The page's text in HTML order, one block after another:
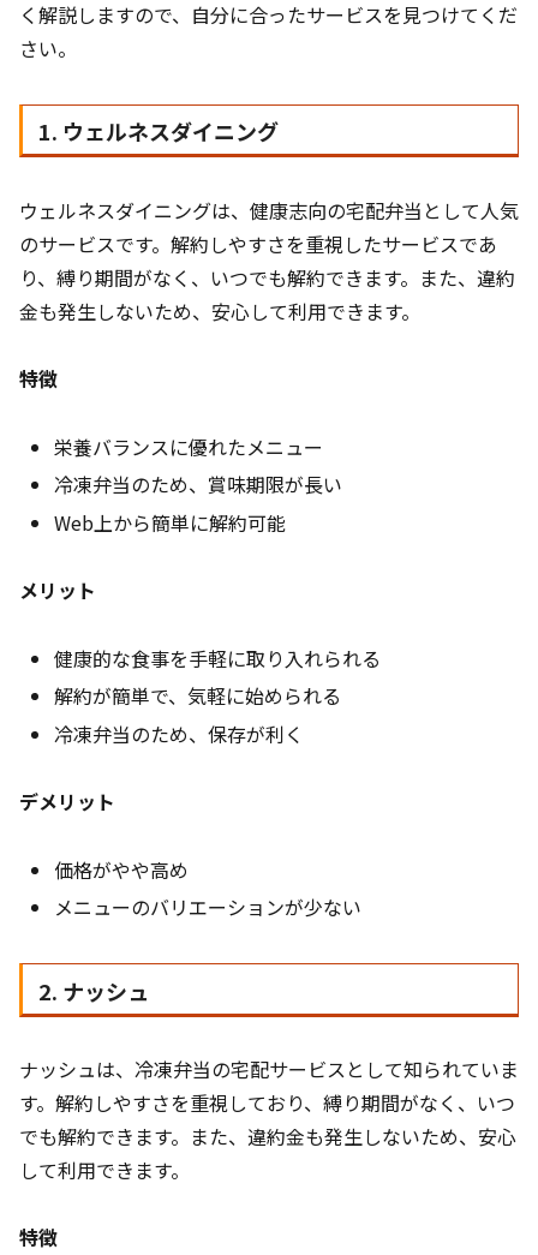
く解説しますので、自分に合ったサービスを見つけてくだ
さい。
1. ウェルネスダイニング
ウェルネスダイニングは、健康志向の宅配弁当として人気
のサービスです。解約しやすさを重視したサービスであ
り、縛り期間がなく、いつでも解約できます。また、違約
金も発生しないため、安心して利用できます。
特徴
栄養バランスに優れたメニュー
冷凍弁当のため、賞味期限が長い
Web上から簡単に解約可能
メリット
健康的な食事を手軽に取り入れられる
解約が簡単で、気軽に始められる
冷凍弁当のため、保存が利く
デメリット
価格がやや高め
メニューのバリエーションが少ない
2. ナッシュ
ナッシュは、冷凍弁当の宅配サービスとして知られていま
す。解約しやすさを重視しており、縛り期間がなく、いつ
でも解約できます。また、違約金も発生しないため、安心
して利用できます。
特徴